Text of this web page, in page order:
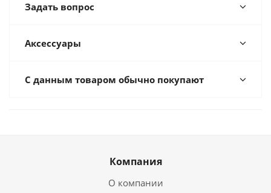
Задать вопрос
Аксессуары
С данным товаром обычно покупают
Компания
О компании